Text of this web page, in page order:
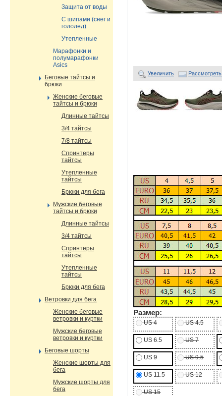
Увеличить
Размер:
US 4 US 4.5
US 6.5 US 7
US 9 US 9.5
US 11.5 US 12
US 15
Защита от воды
С шипами (снег и
гололед)
Утепленные
Марафонки и
полумарафонки
Asics
Беговые тайтсы и
брюки
Женские беговые
тайтсы и брюки
Длинные тайтсы
3/4 тайтсы
7/8 тайтсы
Спринтеры
тайтсы
Утепленные
тайтсы
Брюки для бега
Мужские беговые
тайтсы и брюки
Длинные тайтсы
3/4 тайтсы
Спринтеры
тайтсы
Утепленные
тайтсы
Брюки для бега
Ветровки для бега
Женские беговые
ветровки и куртки
Мужские беговые
ветровки и куртки
Беговые шорты
Женские шорты для
бега
Мужские шорты для
бега